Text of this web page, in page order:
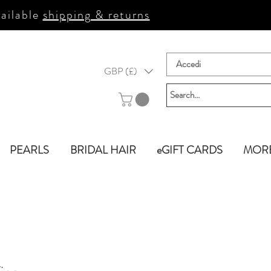
shipping & returns
GBP (£) Accedi
PEARLS BRIDAL HAIR eGIFT CARDS